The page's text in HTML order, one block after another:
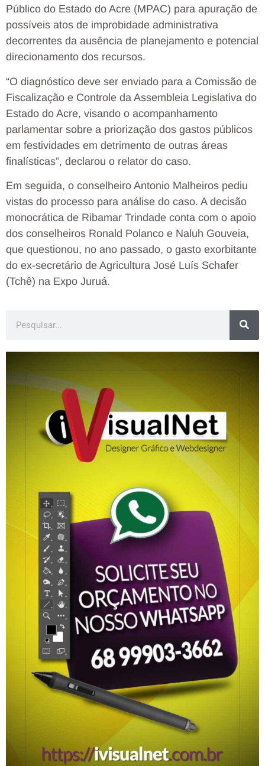
Público do Estado do Acre (MPAC) para apuração de
possíveis atos de improbidade administrativa
decorrentes da ausência de planejamento e potencial
direcionamento dos recursos.
“O diagnóstico deve ser enviado para a Comissão de
Fiscalização e Controle da Assembleia Legislativa do
Estado do Acre, visando o acompanhamento
parlamentar sobre a priorização dos gastos públicos
em festividades em detrimento de outras áreas
finalísticas”, declarou o relator do caso.
Em seguida, o conselheiro Antonio Malheiros pediu
vistas do processo para análise do caso. A decisão
monocrática de Ribamar Trindade conta com o apoio
dos conselheiros Ronald Polanco e Naluh Gouveia,
que questionou, no ano passado, o gasto exorbitante
do ex-secretário de Agricultura José Luís Schafer
(Tchê) na Expo Juruá.